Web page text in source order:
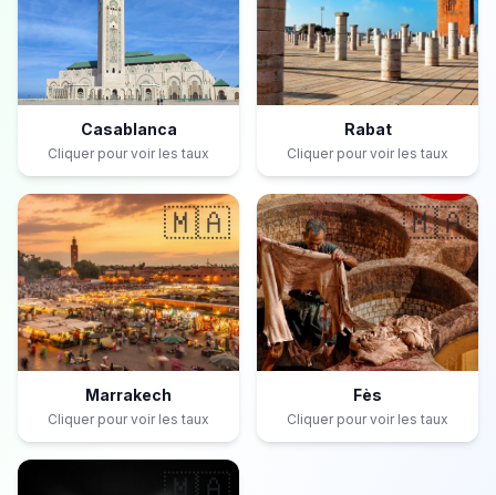
Casablanca
Cliquer pour voir les taux
Rabat
Cliquer pour voir les taux
🇲🇦
Marrakech
Cliquer pour voir les taux
🇲🇦
Fès
Cliquer pour voir les taux